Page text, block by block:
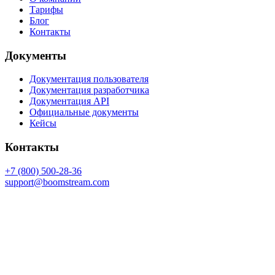
Тарифы
Блог
Контакты
Документы
Документация пользователя
Документация разработчика
Документация API
Официальные документы
Кейсы
Контакты
+7 (800) 500-28-36
support@boomstream.com